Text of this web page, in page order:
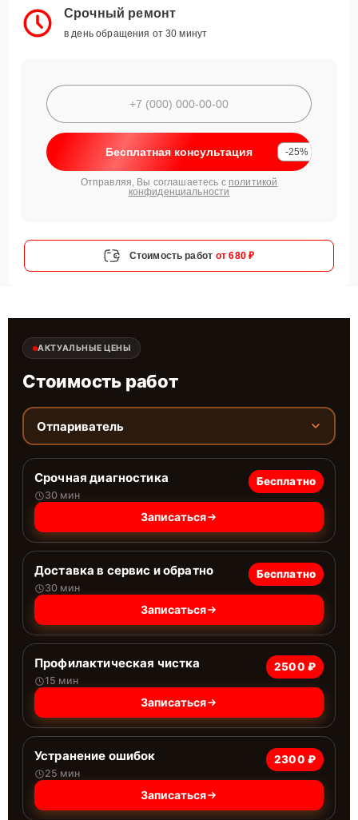
Срочный ремонт
в день обращения от 30 минут
Бесплатная консультация -25%
Отправляя, Вы соглашаетесь с политикой
конфиденциальности
Стоимость работ от 680 ₽
АКТУАЛЬНЫЕ ЦЕНЫ
Стоимость работ
Отпариватель
Срочная диагностика
30 мин
Бесплатно
Записаться
Доставка в сервис и обратно
30 мин
Бесплатно
Записаться
Профилактическая чистка
15 мин
2500 ₽
Записаться
Устранение ошибок
25 мин
2300 ₽
Записаться